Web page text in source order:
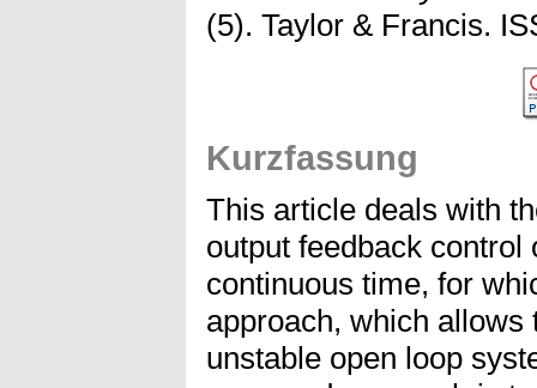
(5). Taylor & Francis.
Kurzfassung
This article deals with
output feedback
continuous time, for
approach, which allows
unstable open loop